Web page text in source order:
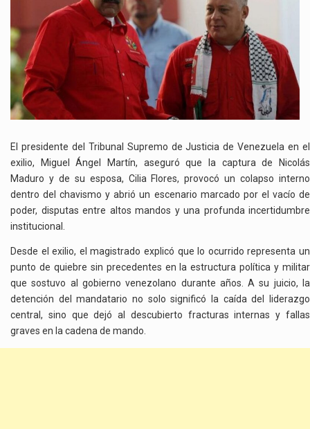
EL
EXILIO
AFIRMA
EL
CHAVISMO
QUEDÓ
FRACTURADO
CAPTURA
DE
MADURO
El presidente del Tribunal Supremo de Justicia de Venezuela en el
exilio, Miguel Ángel Martín, aseguró que la captura de Nicolás
Maduro y de su esposa, Cilia Flores, provocó un colapso interno
dentro del chavismo y abrió un escenario marcado por el vacío de
poder, disputas entre altos mandos y una profunda incertidumbre
institucional.
Desde el exilio, el magistrado explicó que lo ocurrido representa un
punto de quiebre sin precedentes en la estructura política y militar
que sostuvo al gobierno venezolano durante años. A su juicio, la
detención del mandatario no solo significó la caída del liderazgo
central, sino que dejó al descubierto fracturas internas y fallas
graves en la cadena de mando.